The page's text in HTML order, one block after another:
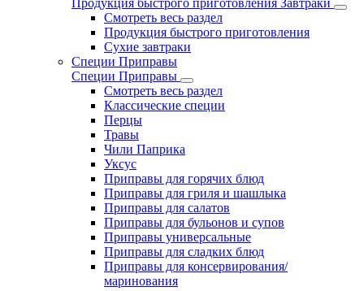
Продукция быстрого приготовления Завтраки
Смотреть весь раздел
Продукция быстрого приготовления
Сухие завтраки
Специи Приправы
Специи Приправы
Смотреть весь раздел
Классические специи
Перцы
Травы
Чили Паприка
Уксус
Приправы для горячих блюд
Приправы для гриля и шашлыка
Приправы для салатов
Приправы для бульонов и супов
Приправы универсальные
Приправы для сладких блюд
Приправы для консервирования/
маринования